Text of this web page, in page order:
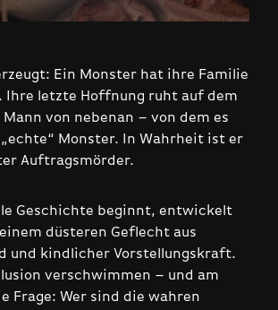
Ein Monster hat ihre Familie
Ihre letzte Hoffnung ruht auf dem
von nebenan – von dem es
Monster. In Wahrheit ist er
Auftragsmörder.
Geschichte beginnt, entwickelt
düsteren Geflecht aus
und kindlicher Vorstellungskraft.
verschwimmen – und am
Frage: Wer sind die wahren